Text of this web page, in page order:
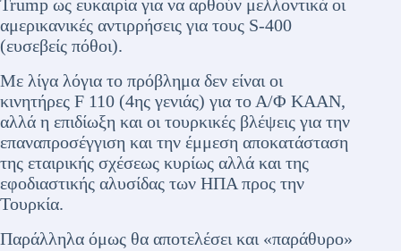
Trump ως ευκαιρία για να αρθούν μελλοντικά οι
αμερικανικές αντιρρήσεις για τους S-400
(ευσεβείς πόθοι).
Με λίγα λόγια το πρόβλημα δεν είναι οι
κινητήρες F 110 (4ης γενιάς) για το Α/Φ ΚΑΑΝ,
αλλά η επιδίωξη και οι τουρκικές βλέψεις για την
επαναπροσέγγιση και την έμμεση αποκατάσταση
της εταιρικής σχέσεως κυρίως αλλά και της
εφοδιαστικής αλυσίδας των ΗΠΑ προς την
Τουρκία.
Παράλληλα όμως θα αποτελέσει και «παράθυρο»